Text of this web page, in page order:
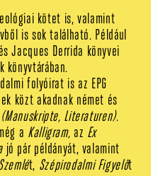
kötet is, valamint
is sok található. Például
Jacques Derrida könyvei
könyvtárában.
folyóirat is az EPG
közt akadnak német és
(Manuskripte, Literaturen).
a Kalligram, az Ex
jó pár példányát, valamint
t, Szépirodalmi Figyelőt